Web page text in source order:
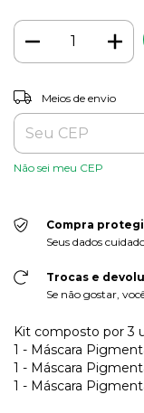
Entregas para o CEP:
Meios de envio
Não sei meu CEP
Compra
Seus dados
Trocas e
Se não gostar,
Kit composto por 3
1 - Máscara
1 - Máscara
1 - Máscara